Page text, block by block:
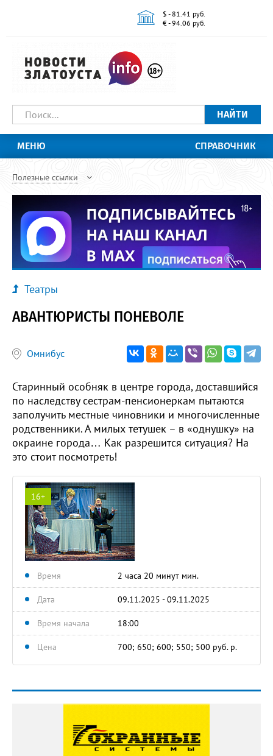
$ - 81.41 руб.
€ - 94.06 руб.
НАЙТИ
МЕНЮ СПРАВОЧНИК
Полезные ссылки
Театры
АВАНТЮРИСТЫ ПОНЕВОЛЕ
Омнибус
Старинный особняк в центре города, доставшийся
по наследству сестрам-пенсионеркам пытаются
заполучить местные чиновники и многочисленные
родственники. А милых тетушек – в «однушку» на
окраине города… Как разрешится ситуация? На
это стоит посмотреть!
16+
Время 2 часа 20 минут мин.
Дата 09.11.2025 - 09.11.2025
Время начала 18:00
Цена 700; 650; 600; 550; 500 руб. р.